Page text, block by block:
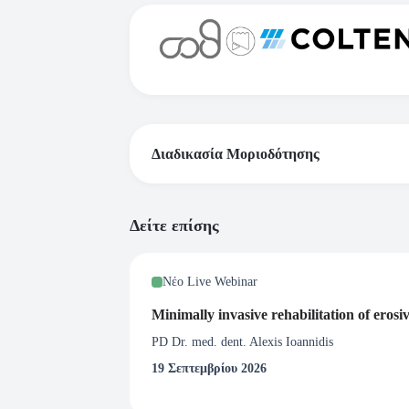
Διαδικασία Μοριοδότησης
Webinar
Για το συγκεκριμένο webinar λαμβάνεται
σεμιναρίου με 1.5 CPD Hours. Επιπλέον ο
στην Ελληνική Οδοντιατρική Ομοσπονδία
ανήκετε. Απαραίτητη προϋπόθεση για την
Δείτε επίσης
Νέο Live Webinar
Minimally invasive rehabilitation of
PD Dr. med. dent. Alexis Ioannidis
19 Σεπτεμβρίου 2026